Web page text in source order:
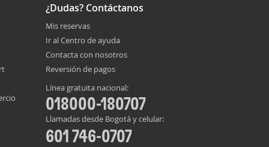
¿Dudas? Contáctanos
Mis reservas
Ir al Centro de ayuda
Contacta con nosotros
Reversión de pagos
Línea gratuita nacional:
018000-180707
Llamadas desde Bogotá y celular:
601 746-0707